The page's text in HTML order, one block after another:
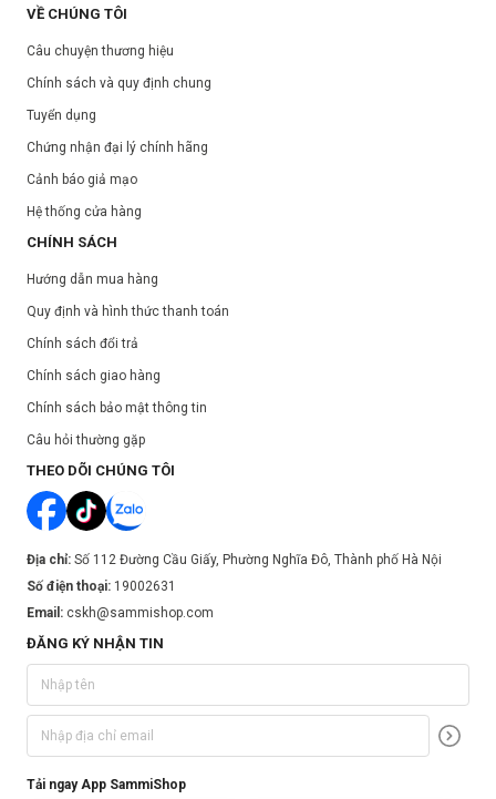
VỀ CHÚNG TÔI
Câu chuyện thương hiệu
Chính sách và quy định chung
Tuyển dụng
Chứng nhận đại lý chính hãng
Cảnh báo giả mạo
Hệ thống cửa hàng
CHÍNH SÁCH
Hướng dẫn mua hàng
Quy định và hình thức thanh toán
Chính sách đổi trả
Chính sách giao hàng
Chính sách bảo mật thông tin
Câu hỏi thường gặp
THEO DÕI CHÚNG TÔI
Địa chỉ: Số 112 Đường Cầu Giấy, Phường Nghĩa Đô, Thành phố Hà Nội
Số điện thoại: 19002631
Email: cskh@sammishop.com
ĐĂNG KÝ NHẬN TIN
Tải ngay App SammiShop